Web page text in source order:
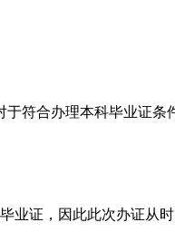
符合办理本科毕业证
业证，因此此次办证从